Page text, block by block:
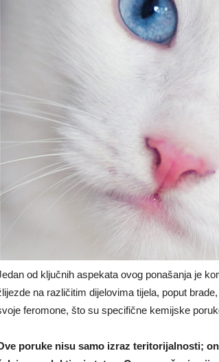
od ključnih aspekata ovog ponašanja je
na različitim dijelovima tijela, poput
feromone, što su specifične kemijske
poruke nisu samo izraz teritorijalnosti;